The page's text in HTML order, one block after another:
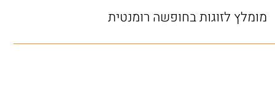
מומלץ לזוגות בחופשה רומנטית